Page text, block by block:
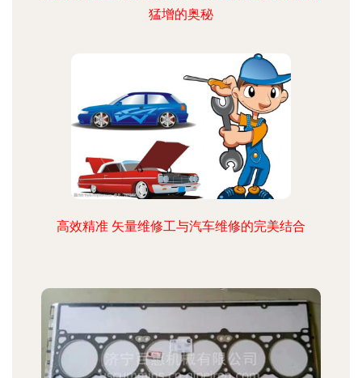
猛增的奥秘
高效精准 矢量维修工与汽车维修的完美结合